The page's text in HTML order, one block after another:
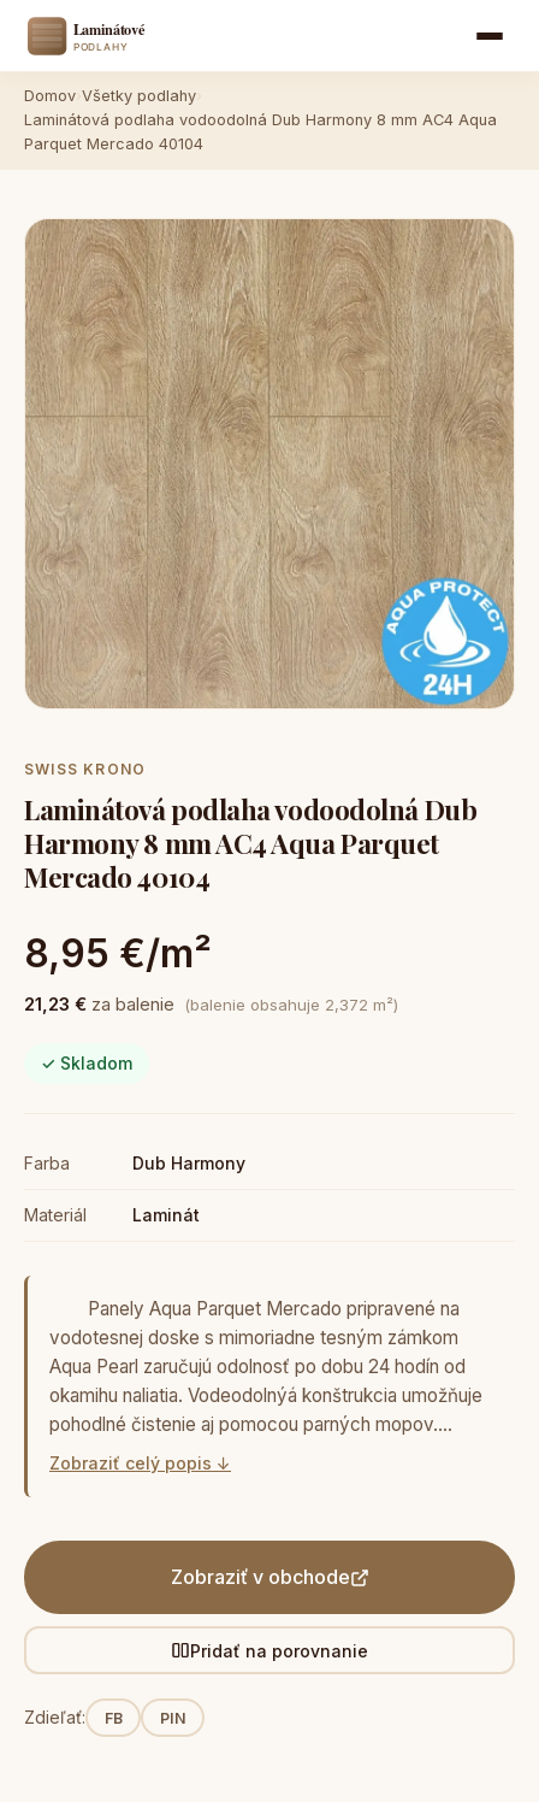
Domov Všetky podlahy
Laminátová podlaha vodoodolná Dub Harmony 8 mm AC4 Aqua
Parquet Mercado 40104
SWISS KRONO
Laminátová podlaha vodoodolná Dub
Harmony 8 mm AC4 Aqua Parquet
Mercado 40104
8,95 €/m²
21,23 € za balenie (balenie obsahuje 2,372 m²)
✓ Skladom
Farba Dub Harmony
Materiál Laminát
Panely Aqua Parquet Mercado pripravené na
vodotesnej doske s mimoriadne tesným zámkom
Aqua Pearl zaručujú odolnosť po dobu 24 hodín od
okamihu naliatia. Vodeodolnýá konštrukcia umožňuje
pohodlné čistenie aj pomocou parných mopov.…
Zobraziť celý popis ↓
Zobraziť v obchode
Pridať na porovnanie
Zdieľať: FB PIN